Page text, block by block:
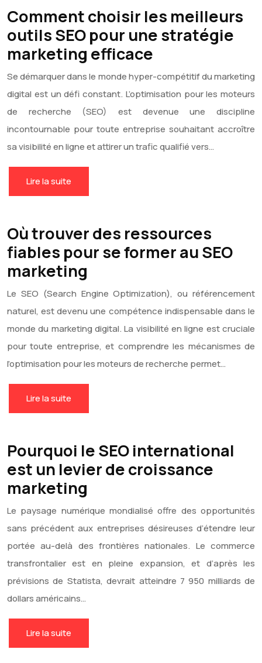
Comment choisir les meilleurs
outils SEO pour une stratégie
marketing efficace
Se démarquer dans le monde hyper-compétitif du marketing
digital est un défi constant. L’optimisation pour les moteurs
de recherche (SEO) est devenue une discipline
incontournable pour toute entreprise souhaitant accroître
sa visibilité en ligne et attirer un trafic qualifié vers…
Lire la suite
Où trouver des ressources
fiables pour se former au SEO
marketing
Le SEO (Search Engine Optimization), ou référencement
naturel, est devenu une compétence indispensable dans le
monde du marketing digital. La visibilité en ligne est cruciale
pour toute entreprise, et comprendre les mécanismes de
l’optimisation pour les moteurs de recherche permet…
Lire la suite
Pourquoi le SEO international
est un levier de croissance
marketing
Le paysage numérique mondialisé offre des opportunités
sans précédent aux entreprises désireuses d’étendre leur
portée au-delà des frontières nationales. Le commerce
transfrontalier est en pleine expansion, et d’après les
prévisions de Statista, devrait atteindre 7 950 milliards de
dollars américains…
Lire la suite